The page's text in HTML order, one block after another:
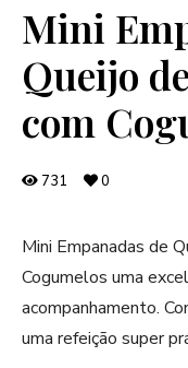
Mini
Queijo
com
731 0
Mini Empanadas de
Cogumelos uma
acompanhamento.
uma refeição super